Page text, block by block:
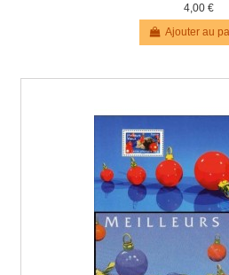
4,00 €
Ajouter au